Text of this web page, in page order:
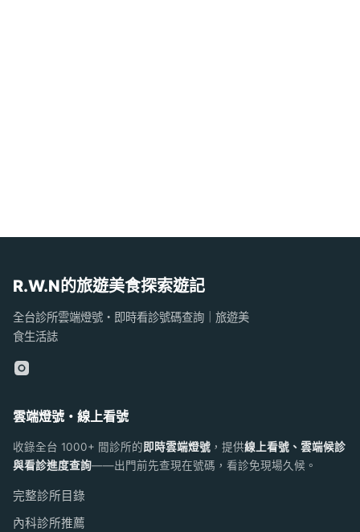
R.W.N的旅遊美食探索遊記
全台診所雲端燈號・即時看診號碼查詢｜旅遊美
食生活誌
雲端燈號・線上看號
收錄全台 1000+ 間診所的 即時雲端燈號 ，提供線上看號、雲端候診
與看診進度查詢——出門前先查現在號碼，看診免現場久候。
完整診所目錄
內科診所推薦